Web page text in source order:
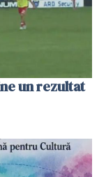
un rezultat